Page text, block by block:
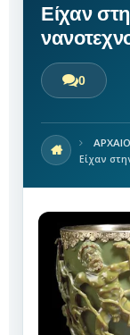
Είχαν
0
Είχαν